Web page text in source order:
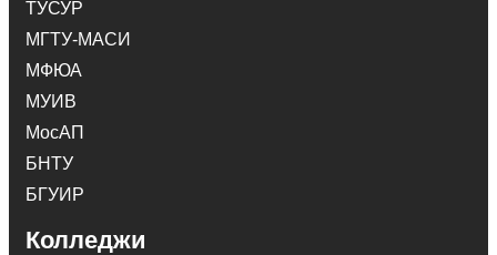
ТУСУР
МГТУ-МАСИ
МФЮА
МУИВ
МосАП
БНТУ
БГУИР
Колледжи